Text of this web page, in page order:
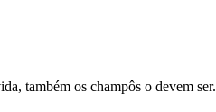
também os champôs o devem ser.